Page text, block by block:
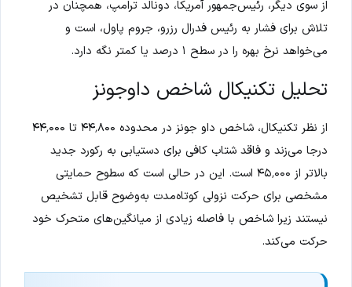
از سوی دیگر، رئیس‌جمهور آمریکا، دونالد ترامپ، همچنان در
تلاش برای فشار به رئیس فدرال رزرو، جروم پاول، است و
می‌خواهد نرخ بهره را در سطح ۱ درصد یا کمتر نگه دارد.
تحلیل تکنیکال شاخص داوجونز
از نظر تکنیکال، شاخص داو جونز در محدوده ۴۴٬۸۰۰ تا ۴۴٬۰۰۰
درجا می‌زند و فاقد شتاب کافی برای دستیابی به رکورد جدید
بالاتر از ۴۵٬۰۰۰ است. این در حالی است که سطوح حمایتی
مشخصی برای حرکت نزولی کوتاه‌مدت به‌وضوح قابل تشخیص
نیستند زیرا شاخص با فاصله زیادی از میانگین‌های متحرک خود
حرکت می‌کند.